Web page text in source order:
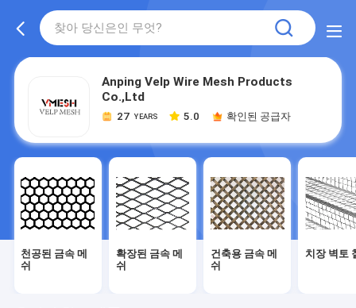
Anping Velp Wire Mesh Products
Co.,Ltd
27 YEARS 5.0 확인된 공급자
천공된 금속 메
쉬
확장된 금속 메
쉬
건축용 금속 메
쉬
치장 벽토